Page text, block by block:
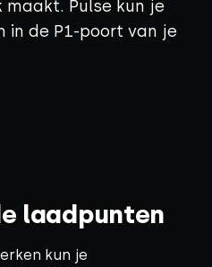
maakt. Pulse kun je
in de P1-poort van je
laadpunten
kun je